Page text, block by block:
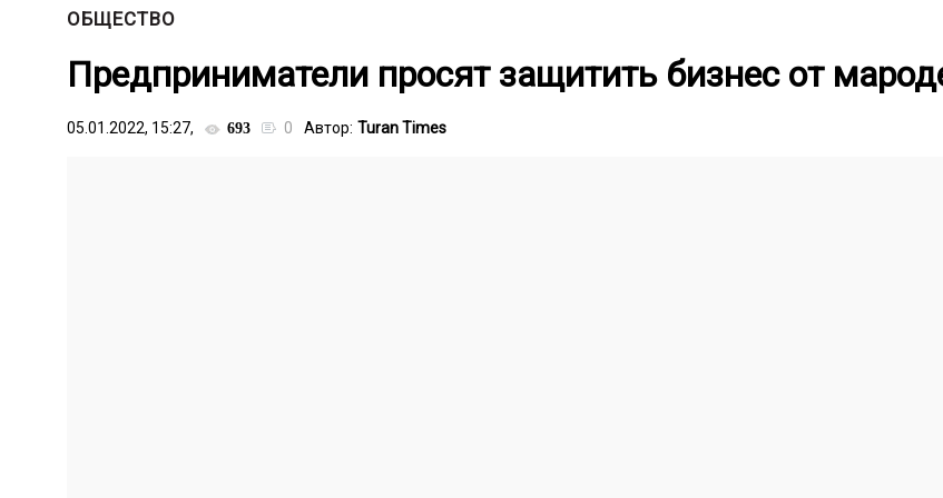
ОБЩЕСТВО
Предприниматели просят защитить бизнес от
05.01.2022, 15:27, 693 0 Автор: Turan Times